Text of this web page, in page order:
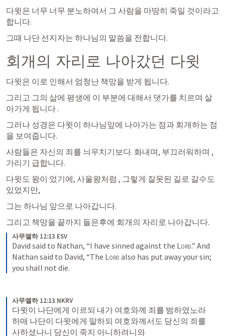
다윗은 너무 너무 분노하여서 그 사람을 마땅히 죽일 것이라고
합니다.
그때 나단 선지자는 하나님의 말씀을 전합니다.
회개의 자리로 나아갔던 다윗
다윗은 이로 인해서 엄청난 책망을 받게 됩니다.
그리고 그의 삶에 평생에 이 부분에 대해서 댓가를 치르며 살
아가게 됩니다 .
그러나 성경은 다윗이 하나님앞에 나아가는 점과 회개하는 점
을 보여줍니다.
사람들은 자신의 죄를 늬우치기보다. 화내며, 부끄러워하며 ,
가리기 급합니다.
다윗도 왕이 었기에, 사울왕처럼 , 그렇게 잘못된 길로 갈수도
있었지만,
그는 하나님 앞으로 나아갑니다.
그리고 책망을 끝까지 들은후에 회개의 자리로 나아갑니다.
사무엘하 12:13 ESV
David said to Nathan, “I have sinned against the Lord.” And
Nathan said to David, “The Lord also has put away your sin;
you shall not die.
사무엘하 12:13 NKRV
다윗이 나단에게 이르되 내가 여호와께 죄를 범하였노라
하매 나단이 다윗에게 말하되 여호와께서도 당신의 죄를
사하셨나니 당신이 죽지 아니하려니와